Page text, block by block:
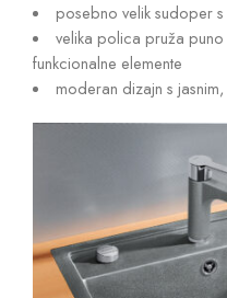
posebno velik sudoper
velika polica pruža
funkcionalne elemente
moderan dizajn s